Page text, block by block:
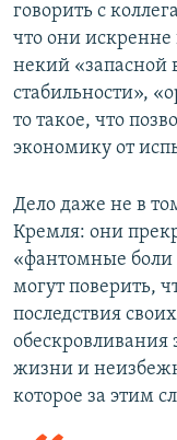
говорить с
что они искренне
некий «запасной
стабильности»,
то такое, что
экономику от
Дело даже не в
Кремля: они
«фантомные
могут поверить,
последствия
жизни и
которое за этим